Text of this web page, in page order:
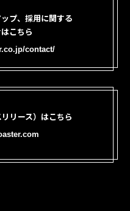
プ、採用に関する
こちら
contact/
リース）はこちら